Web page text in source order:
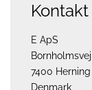
Kontakt
E ApS
7400 Herning
Denmark